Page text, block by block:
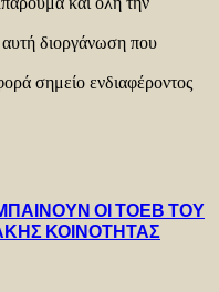
αυτή διοργάνωση που
σημείο ενδιαφέροντος
ΟΙ ΤΟΕΒ ΤΟΥ
ΚΟΙΝΟΤΗΤΑΣ